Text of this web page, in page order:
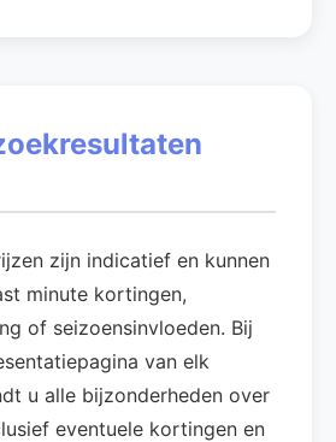
zijn indicatief en kunnen
minute kortingen,
of seizoensinvloeden. Bij
van elk
u alle bijzonderheden over
eventuele kortingen en